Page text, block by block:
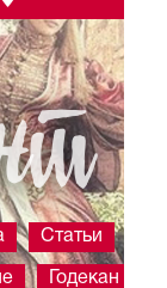
Статьи
Годекан